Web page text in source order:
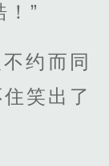
”
约而同
笑出了